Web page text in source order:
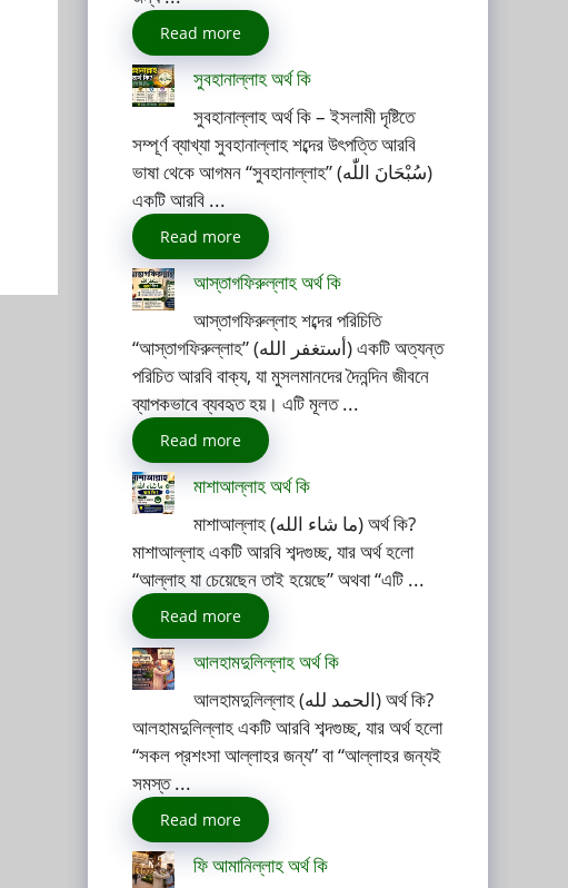
Read more
সুবহানাল্লাহ অর্থ কি
সুবহানাল্লাহ অর্থ কি – ইসলামী দৃষ্টিতে
সম্পূর্ণ ব্যাখ্যা সুবহানাল্লাহ শব্দের উৎপত্তি আরবি
ভাষা থেকে আগমন “সুবহানাল্লাহ” (سُبْحَانَ اللّٰه)
একটি আরবি ...
Read more
আস্তাগফিরুল্লাহ অর্থ কি
আস্তাগফিরুল্লাহ শব্দের পরিচিতি
“আস্তাগফিরুল্লাহ” (أستغفر الله) একটি অত্যন্ত
পরিচিত আরবি বাক্য, যা মুসলমানদের দৈনন্দিন জীবনে
ব্যাপকভাবে ব্যবহৃত হয়। এটি মূলত ...
Read more
মাশাআল্লাহ অর্থ কি
মাশাআল্লাহ (ما شاء الله) অর্থ কি?
মাশাআল্লাহ একটি আরবি শব্দগুচ্ছ, যার অর্থ হলো
“আল্লাহ যা চেয়েছেন তাই হয়েছে” অথবা “এটি ...
Read more
আলহামদুলিল্লাহ অর্থ কি
আলহামদুলিল্লাহ (الحمد لله) অর্থ কি?
আলহামদুলিল্লাহ একটি আরবি শব্দগুচ্ছ, যার অর্থ হলো
“সকল প্রশংসা আল্লাহর জন্য” বা “আল্লাহর জন্যই
সমস্ত ...
Read more
ফি আমানিল্লাহ অর্থ কি